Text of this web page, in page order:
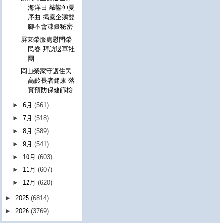
海洋日 敲響仲夏
序曲 揭露企鵝雙
腳不會凍僵秘密
屏東榮服處慰問榮
民眷 拜訪退軍社
團
岡山榮家守護住民
高齡長者健康 落
實預防保健篩檢
►6月(561)
►7月(518)
►8月(589)
►9月(541)
► 10月(603)
► 11月(607)
► 12月(620)
► 2025 (6814)
► 2026 (3769)